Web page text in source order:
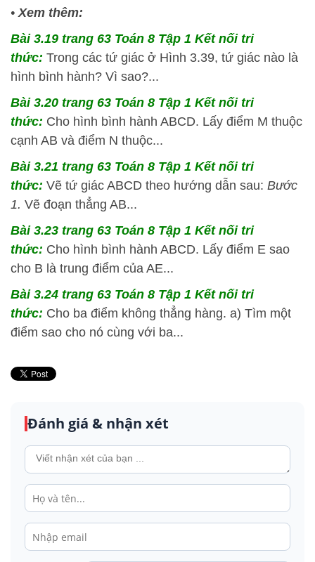
•Xem thêm:
Bài 3.19 trang 63 Toán 8 Tập 1 Kết nối tri
thức: Trong các tứ giác ở Hình 3.39, tứ giác nào là
hình bình hành? Vì sao?...
Bài 3.20 trang 63 Toán 8 Tập 1 Kết nối tri
thức: Cho hình bình hành ABCD. Lấy điểm M thuộc
cạnh AB và điểm N thuộc...
Bài 3.21 trang 63 Toán 8 Tập 1 Kết nối tri
thức: Vẽ tứ giác ABCD theo hướng dẫn sau: Bước
1. Vẽ đoạn thẳng AB...
Bài 3.23 trang 63 Toán 8 Tập 1 Kết nối tri
thức: Cho hình bình hành ABCD. Lấy điểm E sao
cho B là trung điểm của AE...
Bài 3.24 trang 63 Toán 8 Tập 1 Kết nối tri
thức: Cho ba điểm không thẳng hàng. a) Tìm một
điểm sao cho nó cùng với ba...
Đánh giá & nhận xét